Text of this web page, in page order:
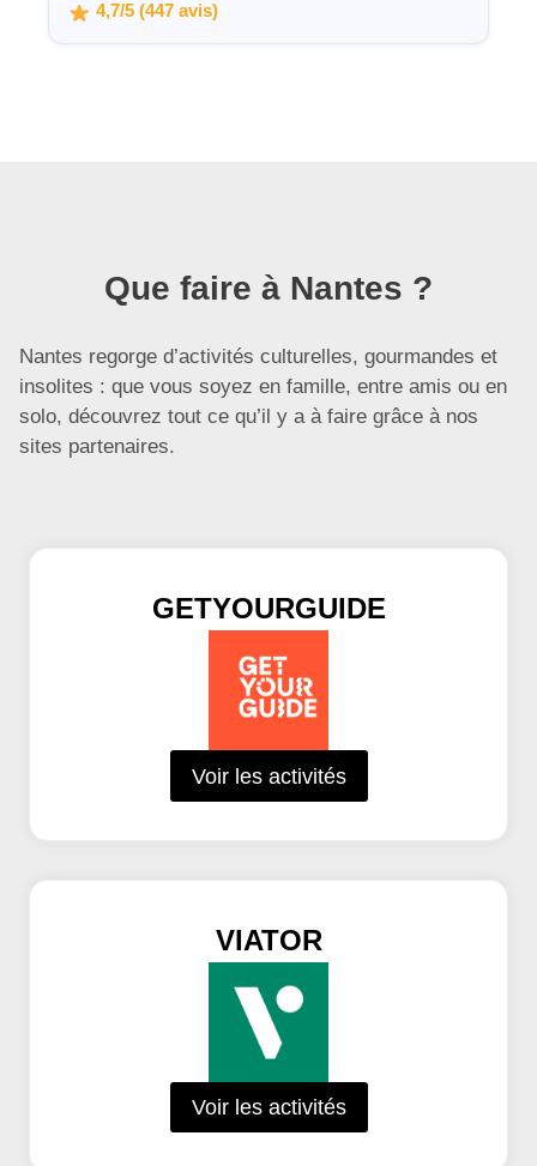
4,7/5 (447 avis)
Que faire à Nantes ?
Nantes regorge d’activités culturelles, gourmandes et
insolites : que vous soyez en famille, entre amis ou en
solo, découvrez tout ce qu’il y a à faire grâce à nos
sites partenaires.
GETYOURGUIDE
Voir les activités
VIATOR
Voir les activités